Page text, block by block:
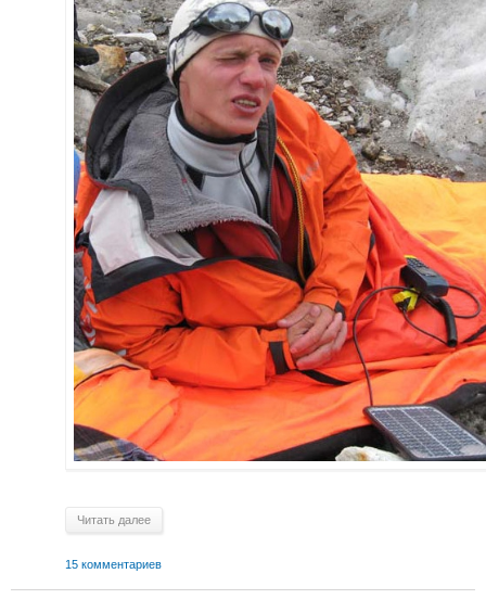
Читать далее
15 комментариев